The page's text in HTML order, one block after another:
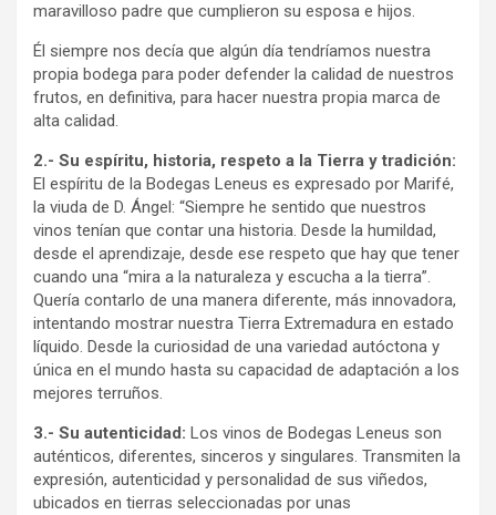
maravilloso padre que cumplieron su esposa e hijos.
Él siempre nos decía que algún día tendríamos nuestra
propia bodega para poder defender la calidad de nuestros
frutos, en definitiva, para hacer nuestra propia marca de
alta calidad.
2.- Su espíritu, historia, respeto a la Tierra y tradición:
El espíritu de la Bodegas Leneus es expresado por Marifé,
la viuda de D. Ángel: “Siempre he sentido que nuestros
vinos tenían que contar una historia. Desde la humildad,
desde el aprendizaje, desde ese respeto que hay que tener
cuando una “mira a la naturaleza y escucha a la tierra”.
Quería contarlo de una manera diferente, más innovadora,
intentando mostrar nuestra Tierra Extremadura en estado
líquido. Desde la curiosidad de una variedad autóctona y
única en el mundo hasta su capacidad de adaptación a los
mejores terruños.
3.- Su autenticidad: Los vinos de Bodegas Leneus son
auténticos, diferentes, sinceros y singulares. Transmiten la
expresión, autenticidad y personalidad de sus viñedos,
ubicados en tierras seleccionadas por unas